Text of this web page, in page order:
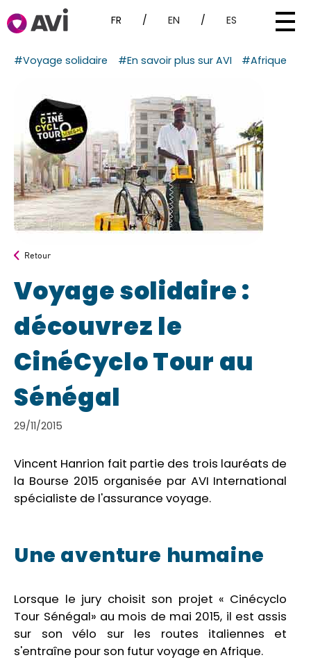
FR / EN / ES
#Voyage solidaire #En savoir plus sur AVI #Afrique
Retour
Voyage solidaire :
découvrez le
CinéCyclo Tour au
Sénégal
29/11/2015
Vincent Hanrion fait partie des trois lauréats de
la Bourse 2015 organisée par AVI International
spécialiste de l'assurance voyage.
Une aventure humaine
Lorsque le jury choisit son projet « Cinécyclo
Tour Sénégal» au mois de mai 2015, il est assis
sur son vélo sur les routes italiennes et
s'entraîne pour son futur voyage en Afrique.